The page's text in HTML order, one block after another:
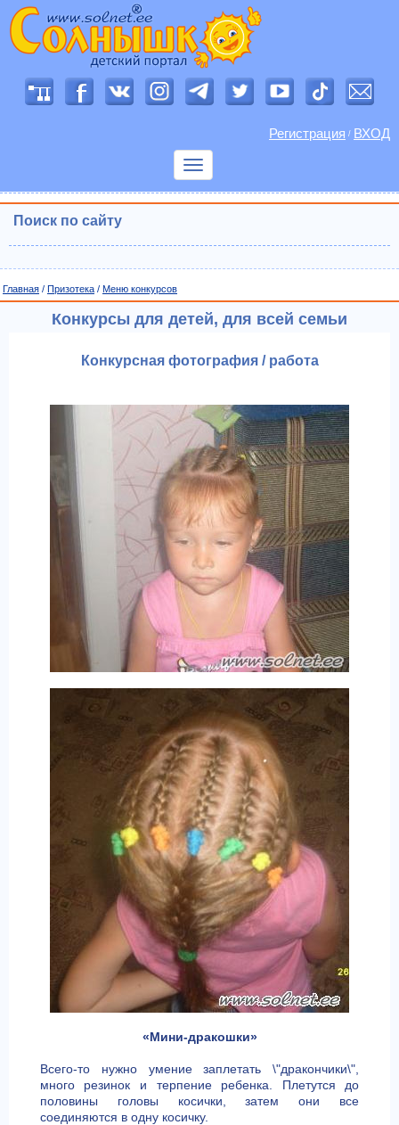
Регистрация / ВХОД
Показать
Поиск по сайту
Главная / Призотека / Меню конкурсов
Конкурсы для детей, для всей семьи
Конкурсная фотография / работа
«Мини-дракошки»
Всего-то нужно умение заплетать \"дракончики\",
много резинок и терпение ребенка. Плетутся до
половины головы косички, затем они все
соединяются в одну косичку.